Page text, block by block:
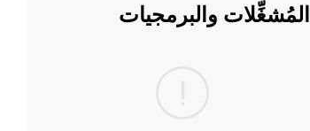
المُشغِّلات والبرمجيات